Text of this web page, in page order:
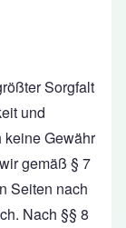
Sorgfalt
und
keine Gewähr
gemäß § 7
Seiten nach
Nach §§ 8